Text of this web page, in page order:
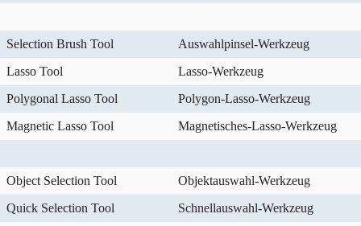
Selection Brush Tool
Auswahlpinsel-Werkzeug
Lasso Tool
Lasso-Werkzeug
Polygonal Lasso Tool
Polygon-Lasso-Werkzeug
Magnetic Lasso Tool
Magnetisches-Lasso-Werkzeug
Object Selection Tool
Objektauswahl-Werkzeug
Quick Selection Tool
Schnellauswahl-Werkzeug